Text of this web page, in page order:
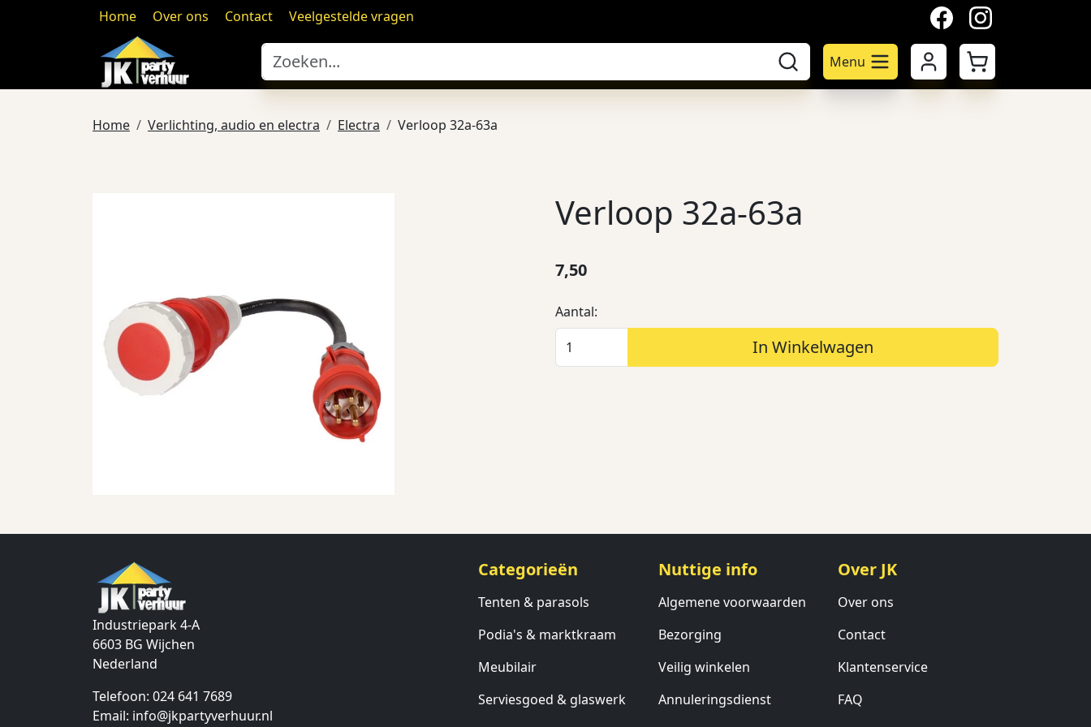
Home Over ons Contact Veelgestelde vragen facebookinstagram
Menu Mijn accountWinkelwagen
Home Verlichting, audio en electra Electra Verloop 32a-63a
Verloop 32a-63a
7,50
Aantal:
In Winkelwagen
Industriepark 4-A
6603 BG Wijchen
Nederland
Telefoon: 024 641 7689
Email: info@jkpartyverhuur.nl
Categorieën
Tenten & parasols
Podia's & marktkraam
Meubilair
Serviesgoed & glaswerk
Nuttige info
Algemene voorwaarden
Bezorging
Veilig winkelen
Annuleringsdienst
Over JK
Over ons
Contact
Klantenservice
FAQ